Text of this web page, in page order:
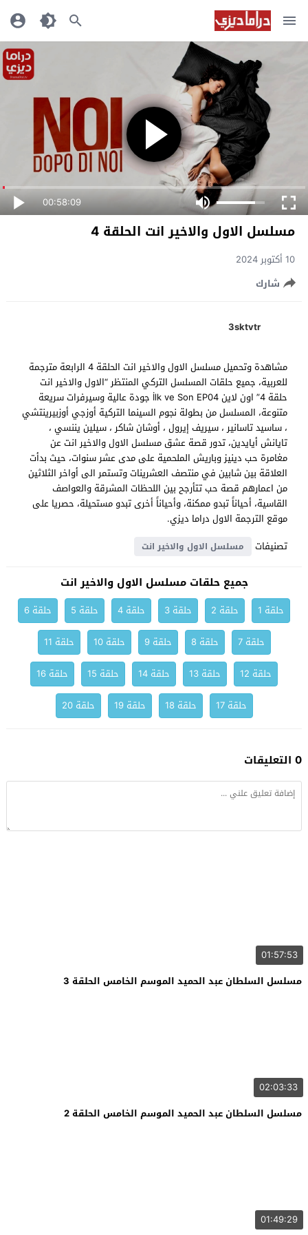
00:58:09
مسلسل الاول والاخير انت الحلقة 4
10 أكتوبر 2024
شارك
3sktvtr
مشاهدة وتحميل مسلسل الاول والاخير انت الحلقة 4 الرابعة مترجمة
للعربية، جميع حلقات المسلسل التركي المنتظر “الاول والاخير انت
حلقة 4” اون لاين İlk ve Son EP04 جودة عالية وسيرفرات سريعة
متنوعة، المسلسل من بطولة نجوم السينما التركية أوزجي أوزبيرينتشي
، ساسيد تاسانير ، سيريف إيرول ، أوشان شاكر ، سيلين يننسي ،
تايانش أيايدين، تدور قصة عشق مسلسل الاول والاخير انت عن
مغامرة حب دينيز وباريش الملحمية على مدى عشر سنوات، حيث بدأت
العلاقة بين شابين في منتصف العشرينات وتستمر الى أواخر الثلاثين
من اعمارهم قصة حب تتأرجح بين اللحظات المشرقة والعواصف
القاسية، أحياناً تبدو ممكنة، وأحياناً أخرى تبدو مستحيلة، حصريا على
موقع الترجمة الاول دراما ديزي.
تصنيفات
مسلسل الاول والاخير انت
جميع حلقات مسلسل الاول والاخير انت
حلقة 1 حلقة 2 حلقة 3 حلقة 4 حلقة 5
حلقة 6
حلقة 7
حلقة 8 حلقة 9 حلقة 10
حلقة 11
حلقة 12
حلقة 13 حلقة 14 حلقة 15
حلقة 16
حلقة 17
حلقة 18 حلقة 19 حلقة 20
0 التعليقات
01:57:53
مسلسل السلطان عبد الحميد الموسم الخامس الحلقة 3
02:03:33
مسلسل السلطان عبد الحميد الموسم الخامس الحلقة 2
01:49:29